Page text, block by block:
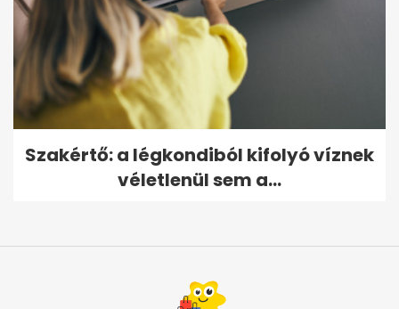
Szakértő: a légkondiból kifolyó víznek
véletlenül sem a...